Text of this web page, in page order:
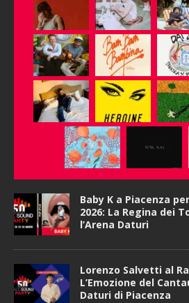
Baby K a Piacenza
2026: La Regina dei
l’Arena Daturi
Lorenzo Salvetti al
L’Emozione del
Daturi di Piacenza